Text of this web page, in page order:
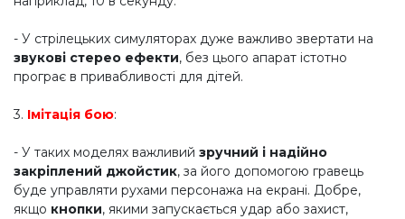
- У стрілецьких симуляторах дуже важливо звертати на
звукові стерео ефекти, без цього апарат істотно
програє в привабливості для дітей.
3. Імітація бою:
- У таких моделях важливий зручний і надійно
закріплений джойстик, за його допомогою гравець
буде управляти рухами персонажа на екрані. Добре,
якщо кнопки, якими запускається удар або захист,